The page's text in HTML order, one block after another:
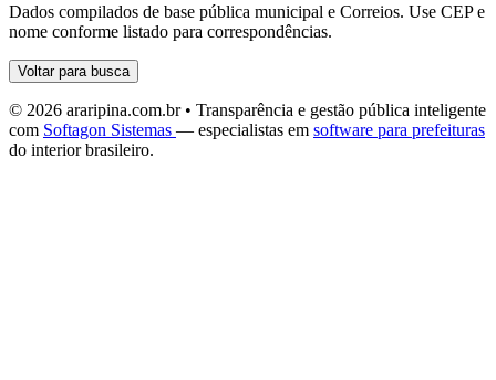
Dados compilados de base pública municipal e Correios. Use CEP e
nome conforme listado para correspondências.
Voltar para busca
© 2026 araripina.com.br • Transparência e gestão pública inteligente
com Softagon Sistemas — especialistas em software para prefeituras
do interior brasileiro.